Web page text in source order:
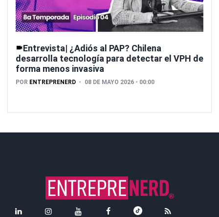
Entrevista| ¿Adiós al PAP? Chilena
desarrolla tecnología para detectar el VPH de
forma menos invasiva
POR ENTREPRENERD 08 DE MAYO 2026 - 00:00